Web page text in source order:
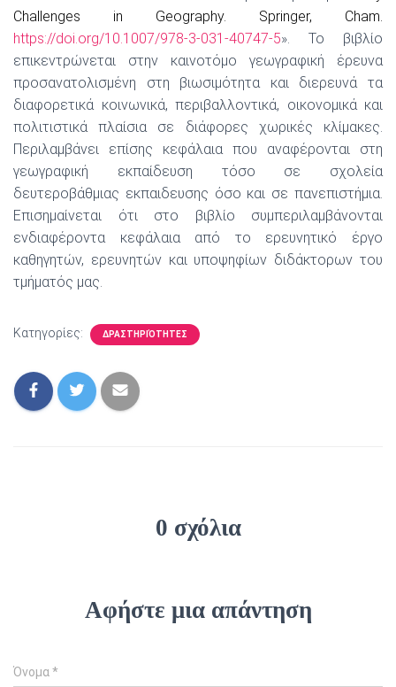
Challenges in Geography. Springer, Cham.
https://doi.org/10.1007/978-3-031-40747-5». Το βιβλίο
επικεντρώνεται στην καινοτόμο γεωγραφική έρευνα
προσανατολισμένη στη βιωσιμότητα και διερευνά τα
διαφορετικά κοινωνικά, περιβαλλοντικά, οικονομικά και
πολιτιστικά πλαίσια σε διάφορες χωρικές κλίμακες.
Περιλαμβάνει επίσης κεφάλαια που αναφέρονται στη
γεωγραφική εκπαίδευση τόσο σε σχολεία
δευτεροβάθμιας εκπαιδευσης όσο και σεπανεπιστήμια.
Επισημαίνεται ότι στο βιβλίο συμπεριλαμβάνονται
ενδιαφέροντακεφάλαια από το ερευνητικό έργο
καθηγητών, ερευνητών και υποψηφίων διδάκτορων του
τμήματός μας.
Κατηγορίες: ΔΡΑΣΤΗΡΙΌΤΗΤΕΣ
0 σχόλια
Αφήστε μια απάντηση
Όνομα*